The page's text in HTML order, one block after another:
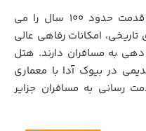
در جزیره بیوک آدا هتل هایی با قدمت حدود ۱۰۰ سال را می
امکانات رفاهی عالی
به مسافران دارند. هتل
در بيوک آدا با معماری
رسانی به مسافران جزایر